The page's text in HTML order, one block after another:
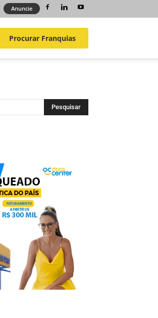
Anuncie
Procurar Franquias